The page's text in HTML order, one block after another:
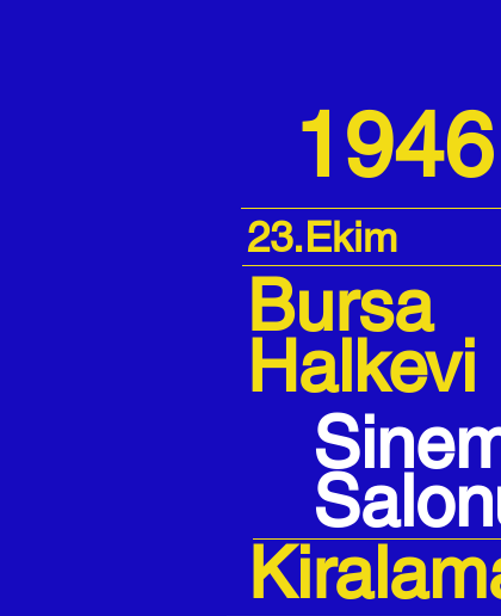
23.Ekim
Bursa
Halkevi
1946